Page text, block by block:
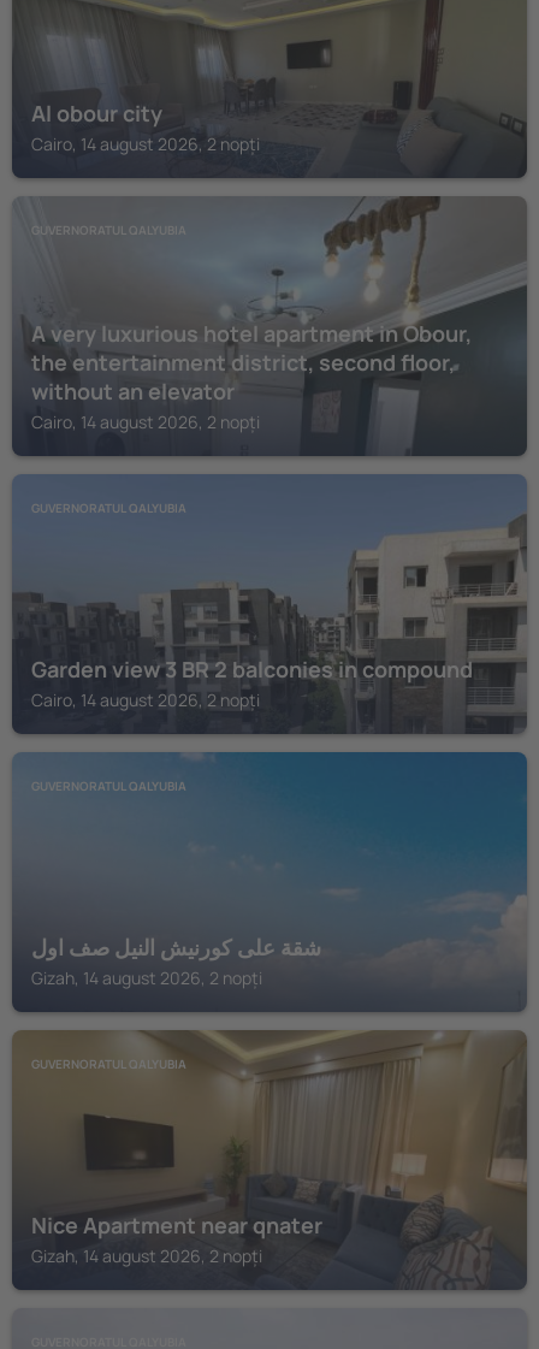
Al obour city
Cairo, 14 august 2026, 2 nopți
GUVERNORATUL QALYUBIA
A very luxurious hotel apartment in Obour,
the entertainment district, second floor,
without an elevator
Cairo, 14 august 2026, 2 nopți
GUVERNORATUL QALYUBIA
Garden view 3 BR 2 balconies in compound
Cairo, 14 august 2026, 2 nopți
GUVERNORATUL QALYUBIA
شقة على كورنيش النيل صف اول
Gizah, 14 august 2026, 2 nopți
GUVERNORATUL QALYUBIA
Nice Apartment near qnater
Gizah, 14 august 2026, 2 nopți